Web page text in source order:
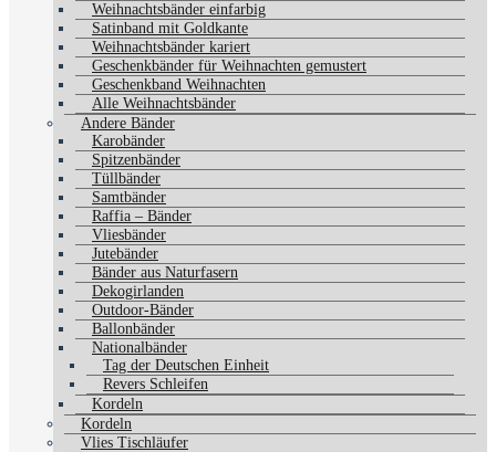
Weihnachtsbänder einfarbig
Satinband mit Goldkante
Weihnachtsbänder kariert
Geschenkbänder für Weihnachten gemustert
Geschenkband Weihnachten
Alle Weihnachtsbänder
Andere Bänder
Karobänder
Spitzenbänder
Tüllbänder
Samtbänder
Raffia – Bänder
Vliesbänder
Jutebänder
Bänder aus Naturfasern
Dekogirlanden
Outdoor-Bänder
Ballonbänder
Nationalbänder
Tag der Deutschen Einheit
Revers Schleifen
Kordeln
Kordeln
Vlies Tischläufer